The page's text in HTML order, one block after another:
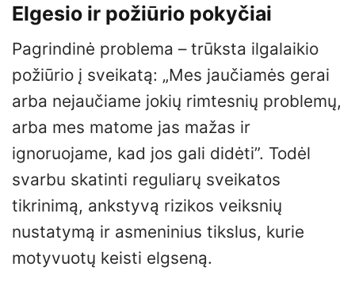
Elgesio ir požiūrio pokyčiai
Pagrindinė problema – trūksta ilgalaikio
požiūrio į sveikatą: „Mes jaučiamės gerai
arba nejaučiame jokių rimtesnių problemų,
arba mes matome jas mažas ir
ignoruojame, kad jos gali didėti”. Todėl
svarbu skatinti reguliarų sveikatos
tikrinimą, ankstyvą rizikos veiksnių
nustatymą ir asmeninius tikslus, kurie
motyvuotų keisti elgseną.